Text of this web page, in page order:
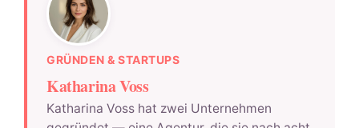
GRÜNDEN & STARTUPS
Katharina Voss
Katharina Voss hat zwei Unternehmen